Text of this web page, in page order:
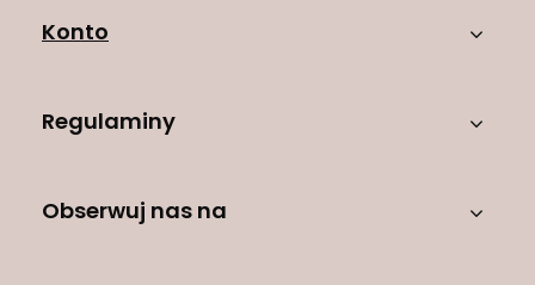
Konto
Regulaminy
Obserwuj nas na